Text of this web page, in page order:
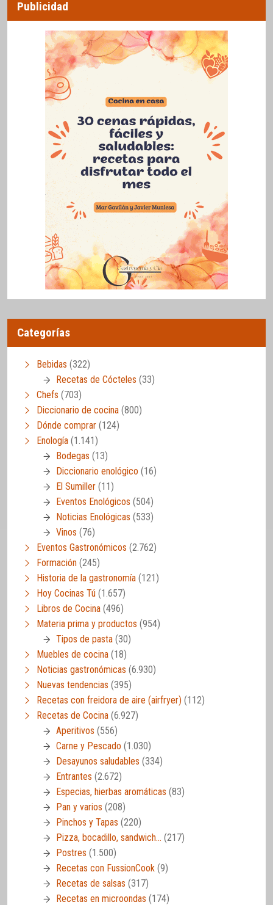
Publicidad
Categorías
Bebidas (322)
Recetas de Cócteles (33)
Chefs (703)
Diccionario de cocina (800)
Dónde comprar (124)
Enología (1.141)
Bodegas (13)
Diccionario enológico (16)
El Sumiller (11)
Eventos Enológicos (504)
Noticias Enológicas (533)
Vinos (76)
Eventos Gastronómicos (2.762)
Formación (245)
Historia de la gastronomía (121)
Hoy Cocinas Tú (1.657)
Libros de Cocina (496)
Materia prima y productos (954)
Tipos de pasta (30)
Muebles de cocina (18)
Noticias gastronómicas (6.930)
Nuevas tendencias (395)
Recetas con freidora de aire (airfryer) (112)
Recetas de Cocina (6.927)
Aperitivos (556)
Carne y Pescado (1.030)
Desayunos saludables (334)
Entrantes (2.672)
Especias, hierbas aromáticas (83)
Pan y varios (208)
Pinchos y Tapas (220)
Pizza, bocadillo, sandwich… (217)
Postres (1.500)
Recetas con FussionCook (9)
Recetas de salsas (317)
Recetas en microondas (174)